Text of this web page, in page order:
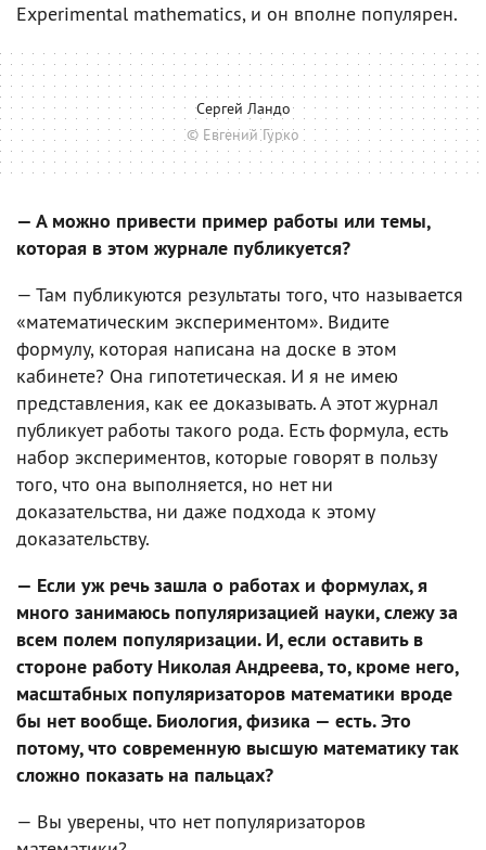
Experimental mathematics, и он вполне популярен.
Сергей Ландо
© Евгений Гурко
— А можно привести пример работы или темы,
которая в этом журнале публикуется?
— Там публикуются результаты того, что называется
«математическим экспериментом». Видите
формулу, которая написана на доске в этом
кабинете? Она гипотетическая. И я не имею
представления, как ее доказывать. А этот журнал
публикует работы такого рода. Есть формула, есть
набор экспериментов, которые говорят в пользу
того, что она выполняется, но нет ни
доказательства, ни даже подхода к этому
доказательству.
— Если уж речь зашла о работах и формулах, я
много занимаюсь популяризацией науки, слежу за
всем полем популяризации. И, если оставить в
стороне работу Николая Андреева, то, кроме него,
масштабных популяризаторов математики вроде
бы нет вообще. Биология, физика — есть. Это
потому, что современную высшую математику так
сложно показать на пальцах?
— Вы уверены, что нет популяризаторов